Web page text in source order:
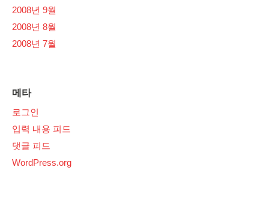
2008년 9월
2008년 8월
2008년 7월
메타
로그인
입력 내용 피드
댓글 피드
WordPress.org